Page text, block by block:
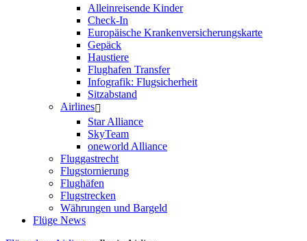
Alleinreisende Kinder
Check-In
Europäische Krankenversicherungskarte
Gepäck
Haustiere
Flughafen Transfer
Infografik: Flugsicherheit
Sitzabstand
Airlines
Star Alliance
SkyTeam
oneworld Alliance
Fluggastrecht
Flugstornierung
Flughäfen
Flugstrecken
Währungen und Bargeld
Flüge News